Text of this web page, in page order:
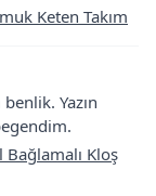
Keten Takım
Yazın
Bağlamalı Kloş